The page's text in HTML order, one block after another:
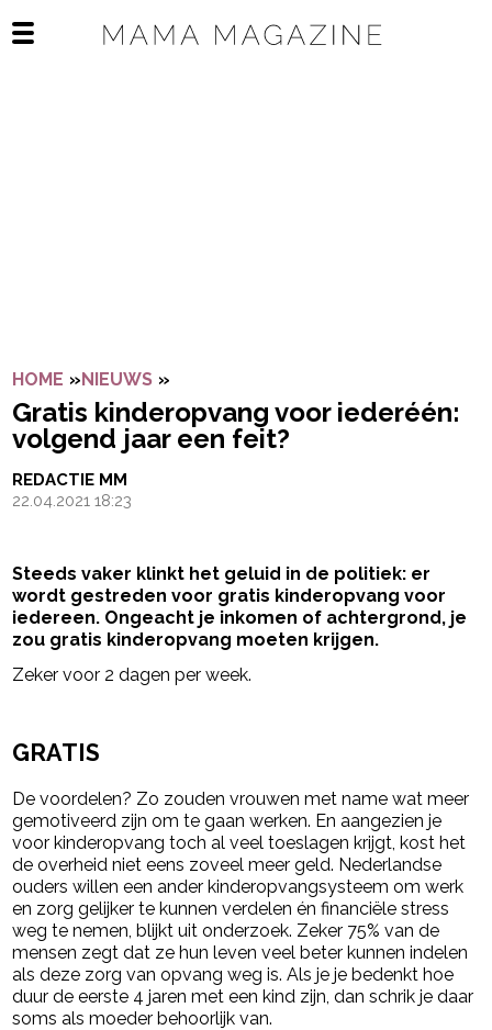
Open het mobiele menu
HOME »NIEUWS »
Gratis kinderopvang voor iederéén:
volgend jaar een feit?
REDACTIE MM
22.04.2021 18:23
Steeds vaker klinkt het geluid in de politiek: er
wordt gestreden voor gratis kinderopvang voor
iedereen. Ongeacht je inkomen of achtergrond, je
zou gratis kinderopvang moeten krijgen.
Zeker voor 2 dagen per week.
GRATIS
De voordelen? Zo zouden vrouwen met name wat meer
gemotiveerd zijn om te gaan werken. En aangezien je
voor kinderopvang toch al veel toeslagen krijgt, kost het
de overheid niet eens zoveel meer geld. Nederlandse
ouders willen een ander kinderopvangsysteem om werk
en zorg gelijker te kunnen verdelen én financiële stress
weg te nemen, blijkt uit onderzoek. Zeker 75% van de
mensen zegt dat ze hun leven veel beter kunnen indelen
als deze zorg van opvang weg is. Als je je bedenkt hoe
duur de eerste 4 jaren met een kind zijn, dan schrik je daar
soms als moeder behoorlijk van.